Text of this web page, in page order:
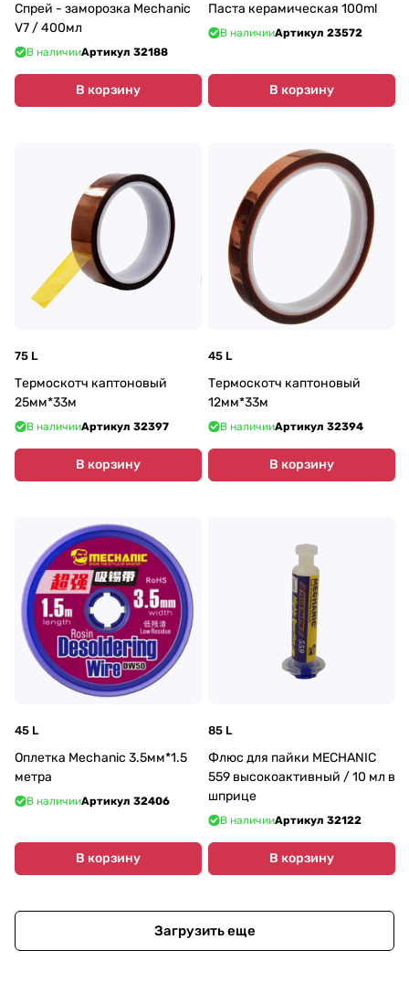
Спрей - заморозка Mechanic
V7 / 400мл
В наличииАртикул 32188
В корзину
Паста керамическая 100ml
В наличииАртикул 23572
В корзину
75 L
Термоскотч каптоновый
25мм*33м
В наличииАртикул 32397
В корзину
45 L
Термоскотч каптоновый
12мм*33м
В наличииАртикул 32394
В корзину
45 L
Оплетка Mechanic 3.5мм*1.5
метра
В наличииАртикул 32406
В корзину
85 L
Флюс для пайки MECHANIC
559 высокоактивный / 10 мл в
шприце
В наличииАртикул 32122
В корзину
Загрузить еще